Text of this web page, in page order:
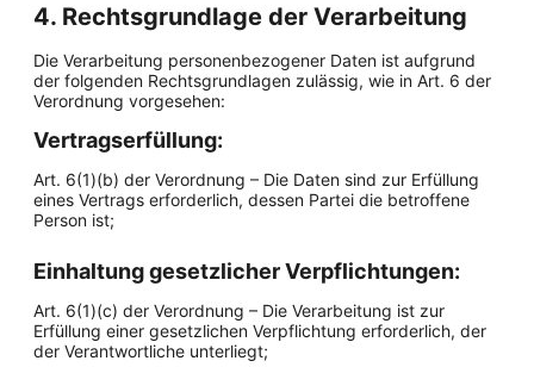
4. Rechtsgrundlage der Verarbeitung
Die Verarbeitung personenbezogener Daten ist aufgrund
der folgenden Rechtsgrundlagen zulässig, wie in Art. 6 der
Verordnung vorgesehen:
Vertragserfüllung:
Art. 6(1)(b) der Verordnung – Die Daten sind zur Erfüllung
eines Vertrags erforderlich, dessen Partei die betroffene
Person ist;
Einhaltung gesetzlicher Verpflichtungen:
Art. 6(1)(c) der Verordnung – Die Verarbeitung ist zur
Erfüllung einer gesetzlichen Verpflichtung erforderlich, der
der Verantwortliche unterliegt;